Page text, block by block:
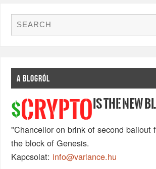
A BLOGRÓL
$CRYPTO IS THE NEW
"Chancellor on brink of second bailout
the block of Genesis.
Kapcsolat: info@variance.hu